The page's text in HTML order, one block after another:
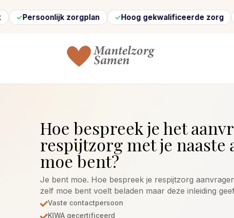
zorgplan Hoog gekwalificeerde zorg Snel
Hoe bespreek je het
respijtzorg met je naaste
moe bent?
Je bent moe. Hoe bespreek je respijtzorg
zelf moe bent voelt beladen maar deze inleiding
Vaste contactpersoon
KIWA gecertificeerd